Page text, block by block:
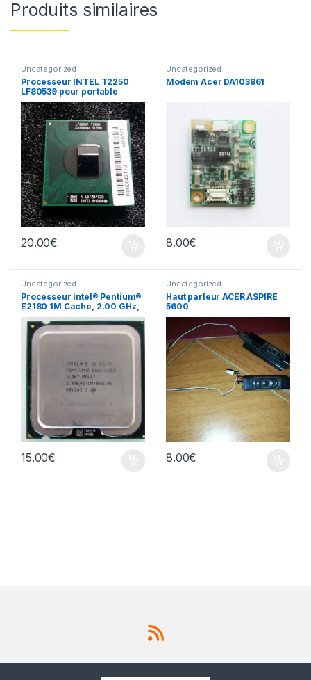
Produits similaires
Uncategorized
Processeur INTEL T2250
LF80539 pour portable
20.00€
Uncategorized
Modem Acer DA103861
8.00€
Uncategorized
Processeur intel® Pentium®
E2180 1M Cache, 2.00 GHz,
800 MHz FSB
15.00€
Uncategorized
Haut parleur ACER ASPIRE
5600
8.00€